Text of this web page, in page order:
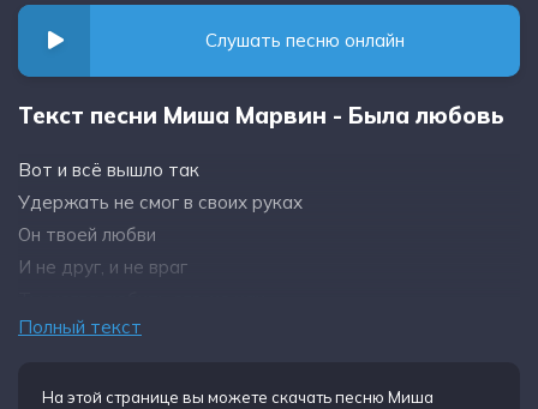
Слушать песню онлайн
Текст песни Миша Марвин - Была любовь
Вот и всё вышло так
Удержать не смог в своих руках
Он твоей любви
И не друг, и не враг
Птице в клетке жить
Ведь ты теперь совсем другая
Полный текст
На этой странице вы можете скачать песню Миша